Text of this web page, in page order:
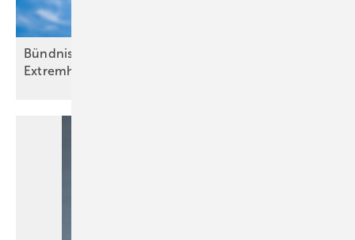
Bündnis warnt vor Krisenlagen durch
Extremhitze